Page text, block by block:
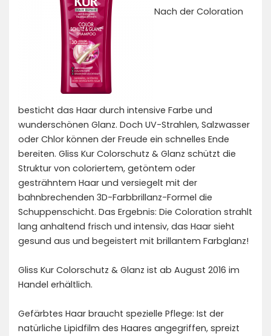
Nach der Coloration
besticht das Haar durch intensive Farbe und
wunderschönen Glanz. Doch UV-Strahlen, Salzwasser
oder Chlor können der Freude ein schnelles Ende
bereiten. Gliss Kur Colorschutz & Glanz schützt die
Struktur von coloriertem, getöntem oder
gesträhntem Haar und versiegelt mit der
bahnbrechenden 3D-Farbbrillanz-Formel die
Schuppenschicht. Das Ergebnis: Die Coloration strahlt
lang anhaltend frisch und intensiv, das Haar sieht
gesund aus und begeistert mit brillantem Farbglanz!
Gliss Kur Colorschutz & Glanz ist ab August 2016 im
Handel erhältlich.
Gefärbtes Haar braucht spezielle Pflege: Ist der
natürliche Lipidfilm des Haares angegriffen, spreizt